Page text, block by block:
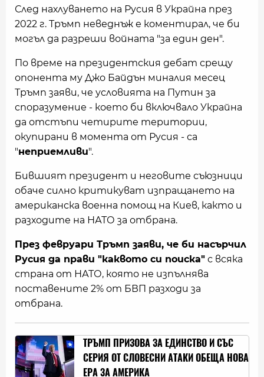
След нахлуването на Русия в Украйна през
2022 г. Тръмп неведнъж е коментирал, че би
могъл да разреши войната "за един ден".
По време на президентския дебат срещу
опонента му Джо Байдън миналия месец
Тръмп заяви, че условията на Путин за
споразумение - което би включвало Украйна
да отстъпи четирите територии,
окупирани в момента от Русия - са
"неприемливи".
Бившият президент и неговите съюзници
обаче силно критикуват изпращането на
американска военна помощ на Киев, както и
разходите на НАТО за отбрана.
През февруари Тръмп заяви, че би насърчил
Русия да прави "каквото си поиска" с всяка
страна от НАТО, която не изпълнява
поставените 2% от БВП разходи за
отбрана.
ТРЪМП ПРИЗОВА ЗА ЕДИНСТВО И СЪС
СЕРИЯ ОТ СЛОВЕСНИ АТАКИ ОБЕЩА НОВА
ЕРА ЗА АМЕРИКА